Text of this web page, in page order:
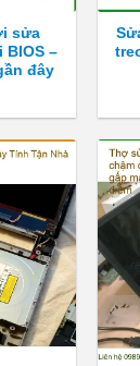
sửa
BIOS –
đây